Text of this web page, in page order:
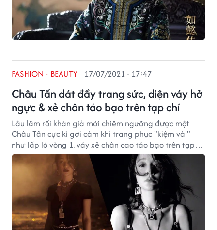
Châu Tấn dát đầy trang sức, diện váy hở
ngực & xẻ chân táo bạo trên tạp chí
FASHION - BEAUTY 17/07/2021 - 17:47
Lâu lắm rồi khán giả mới chiêm ngưỡng được một
Châu Tấn cực kì gợi cảm khi trang phục "kiệm vải"
như lấp ló vòng 1, váy xẻ chân cao táo bạo trên tạp
chí.